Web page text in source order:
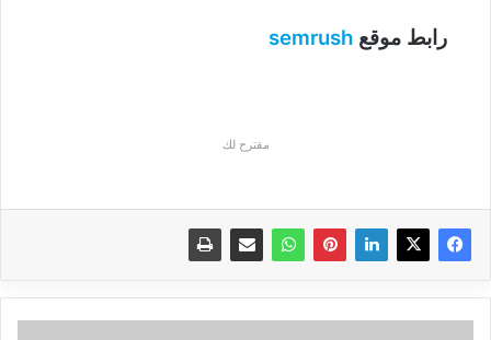
رابط موقع semrush
مقترح لك